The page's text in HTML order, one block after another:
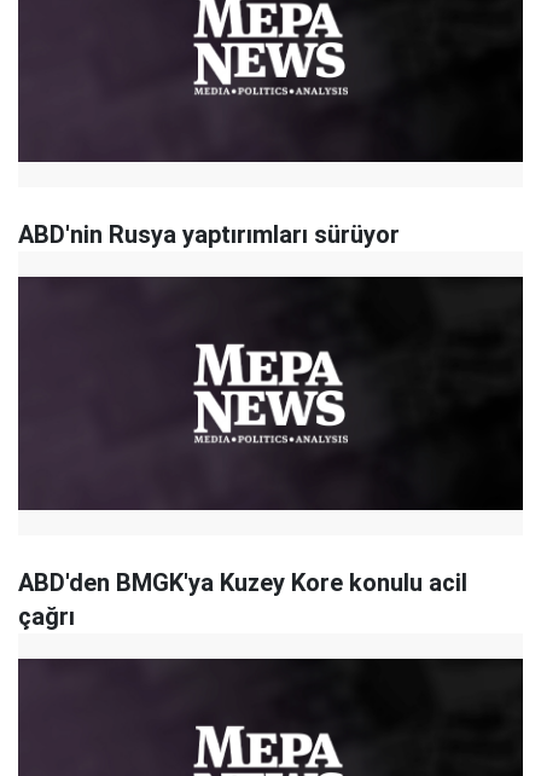
ABD'nin Rusya yaptırımları sürüyor
ABD'den BMGK'ya Kuzey Kore konulu acil
çağrı